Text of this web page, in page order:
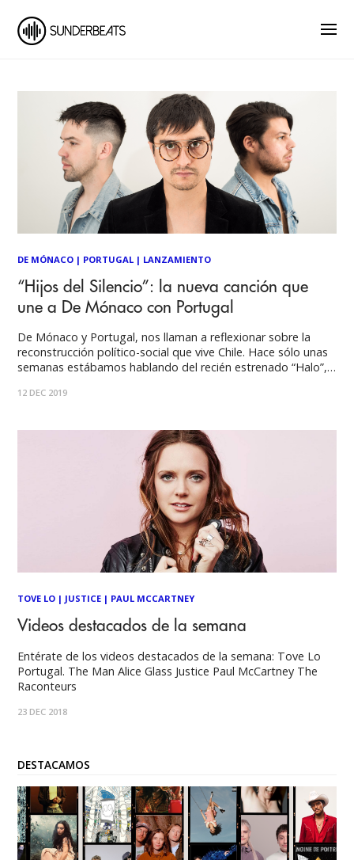
DE MÓNACO | PORTUGAL | LANZAMIENTO
“Hijos del Silencio”: la nueva canción que
une a De Mónaco con Portugal
De Mónaco y Portugal, nos llaman a reflexionar sobre la
reconstrucción político-social que vive Chile. Hace sólo unas
semanas estábamos hablando del recién estrenado “Halo”,
sumando buenas críticas por parte de los medios, y ahora
12 DEC 2019
TOVE LO | JUSTICE | PAUL MCCARTNEY
Videos destacados de la semana
Entérate de los videos destacados de la semana: Tove Lo
Portugal. The Man Alice Glass Justice Paul McCartney The
Raconteurs
23 DEC 2018
DESTACAMOS